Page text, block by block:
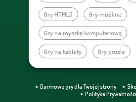
Gry HTML5 Gry mobilne
Gry na myszkę komputerową
Gry na tablety Gry puzzle
Darmowe gry dla Twojej strony
Polityka Prywatności